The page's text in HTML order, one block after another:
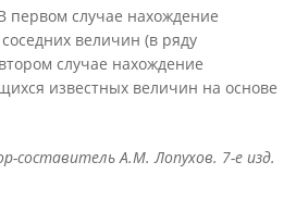
первом случае нахождение
величин (в ряду
случае нахождение
известных величин на основе
составитель А.М. Лопухов. 7-е изд.